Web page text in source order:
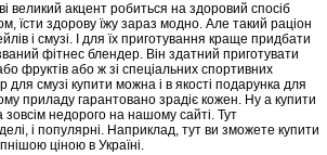
великий акцент робиться на здоровий спосіб
їсти здорову їжу зараз модно. Але такий раціон
і смузі. І для їх приготування краще придбати
фітнес блендер. Він здатний приготувати
фруктів або ж зі спеціальних спортивних
для смузі купити можна і в якості подарунка для
приладу гарантовано зрадіє кожен. Ну а купити
недорого на нашому сайті. Тут
і популярні. Наприклад, тут ви зможете купити
ціною в Україні.